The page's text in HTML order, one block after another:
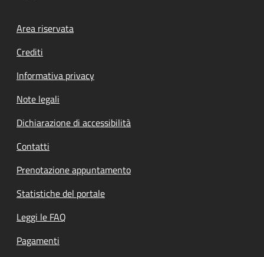
Footer menu
Area riservata
Crediti
Informativa privacy
Note legali
Dichiarazione di accessibilità
Contatti
Prenotazione appuntamento
Statistiche del portale
Leggi le FAQ
Pagamenti